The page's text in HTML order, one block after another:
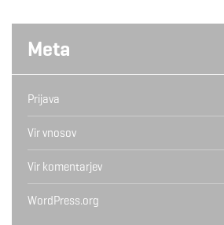
Meta
Prijava
Vir vnosov
Vir komentarjev
WordPress.org